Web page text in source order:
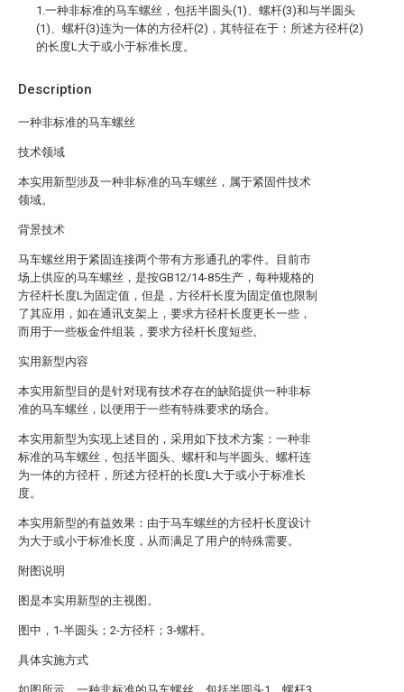
Description
一种非标准的马车螺丝
技术领域
本实用新型涉及一种非标准的马车螺丝，属于紧固件技术
领域。
背景技术
马车螺丝用于紧固连接两个带有方形通孔的零件。目前市
场上供应的马车螺丝，是按GB12/14-85生产，每种规格的
方径杆长度L为固定值，但是，方径杆长度为固定值也限制
了其应用，如在通讯支架上，要求方径杆长度更长一些，
而用于一些板金件组装，要求方径杆长度短些。
实用新型内容
本实用新型目的是针对现有技术存在的缺陷提供一种非标
准的马车螺丝，以便用于一些有特殊要求的场合。
本实用新型为实现上述目的，采用如下技术方案：一种非
标准的马车螺丝，包括半圆头、螺杆和与半圆头、螺杆连
为一体的方径杆，所述方径杆的长度L大于或小于标准长
度。
本实用新型的有益效果：由于马车螺丝的方径杆长度设计
为大于或小于标准长度，从而满足了用户的特殊需要。
附图说明
图是本实用新型的主视图。
图中，1-半圆头；2-方径杆；3-螺杆。
具体实施方式
1.一种非标准的马车螺丝，包括半圆头(1)、螺杆(3)和与半圆头
(1)、螺杆(3)连为一体的方径杆(2)，其特征在于：所述方径杆(2)
的长度L大于或小于标准长度。